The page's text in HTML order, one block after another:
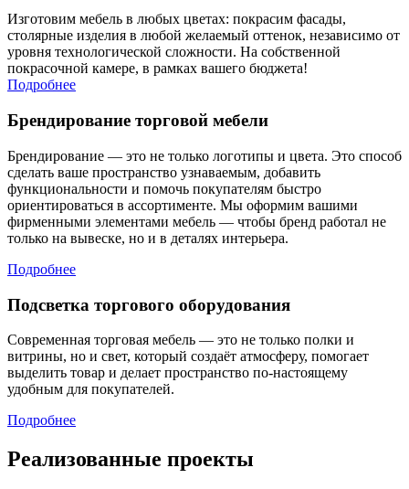
Изготовим мебель в любых цветах: покрасим фасады,
столярные изделия в любой желаемый оттенок, независимо от
уровня технологической сложности. На собственной
покрасочной камере, в рамках вашего бюджета!
Подробнее
Брендирование торговой мебели
Брендирование — это не только логотипы и цвета. Это способ
сделать ваше пространство узнаваемым, добавить
функциональности и помочь покупателям быстро
ориентироваться в ассортименте. Мы оформим вашими
фирменными элементами мебель — чтобы бренд работал не
только на вывеске, но и в деталях интерьера.
Подробнее
Подсветка торгового оборудования
Современная торговая мебель — это не только полки и
витрины, но и свет, который создаёт атмосферу, помогает
выделить товар и делает пространство по-настоящему
удобным для покупателей.
Подробнее
Реализованные проекты